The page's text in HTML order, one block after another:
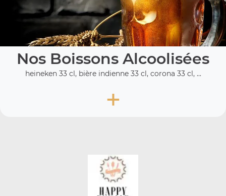
Nos Boissons Alcoolisées
heineken 33 cl, bière indienne 33 cl, corona 33 cl, ...
+